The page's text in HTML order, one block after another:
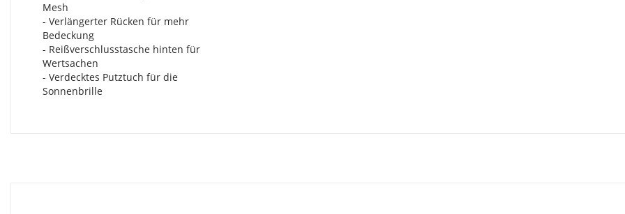
Mesh
- Verlängerter Rücken für mehr
Bedeckung
- Reißverschlusstasche hinten für
Wertsachen
- Verdecktes Putztuch für die
Sonnenbrille